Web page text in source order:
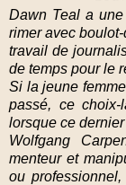
Dawn Teal a
rimer avec
travail de
de temps pour le
Si la jeune
passé, ce
lorsque ce
Wolfgang
menteur et
ou